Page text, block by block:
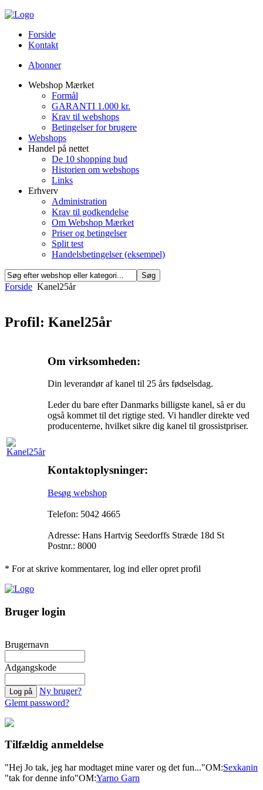
Forside
Kontakt
Abonner
Webshop Mærket
Formål
GARANTI 1.000 kr.
Krav til webshops
Betingelser for brugere
Webshops
Handel på nettet
De 10 shopping bud
Historien om webshops
Links
Erhverv
Administration
Krav til godkendelse
Om Webshop Mærket
Priser og betingelser
Split test
Handelsbetingelser (eksempel)
Forside Kanel25år
Profil: Kanel25år
Om virksomheden:
Din leverandør af kanel til 25 års fødselsdag.
Leder du bare efter Danmarks billigste kanel, så er du
også kommet til det rigtige sted. Vi handler direkte ved
producenterne, hvilket sikre dig kanel til grossistpriser.
Kontaktoplysninger:
Besøg webshop
Telefon: 5042 4665
Adresse: Hans Hartvig Seedorffs Stræde 18d St
Postnr.: 8000
* For at skrive kommentarer, log ind eller opret profil
Bruger login
Brugernavn
Adgangskode
Ny bruger?
Glemt password?
Tilfældig anmeldelse
"Hej Jo tak, jeg har modtaget mine varer og det fun..."OM:Sexkanin
"tak for denne info"OM:Yarno Garn